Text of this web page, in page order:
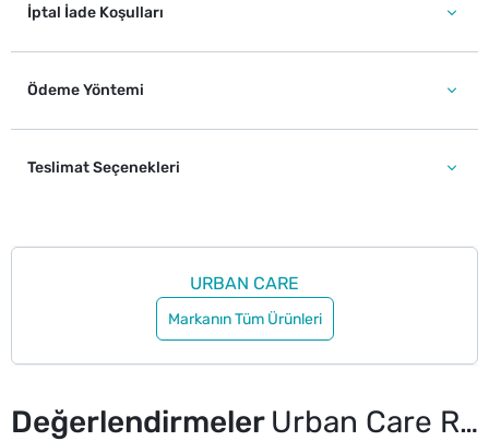
İptal İade Koşulları
Ödeme Yöntemi
Teslimat Seçenekleri
URBAN CARE
Markanın Tüm Ürünleri
Değerlendirmeler Urban Care Renk Açıcı Sprey Monoi ve Ylang Ylang 150 ml